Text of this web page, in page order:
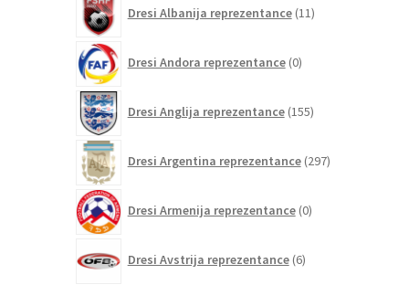
Dresi Albanija reprezentance 11izdelkov
Dresi Andora reprezentance 0izdelkov
Dresi Anglija reprezentance 155izdelkov
Dresi Argentina reprezentance 297izdelkov
Dresi Armenija reprezentance 0izdelkov
Dresi Avstrija reprezentance 6izdelkov